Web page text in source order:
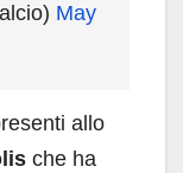
May
allo
che ha